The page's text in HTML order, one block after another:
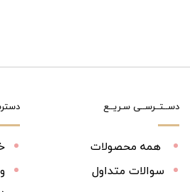
دســتــرســی سـریــع
همه محصولات
سوالات متداول